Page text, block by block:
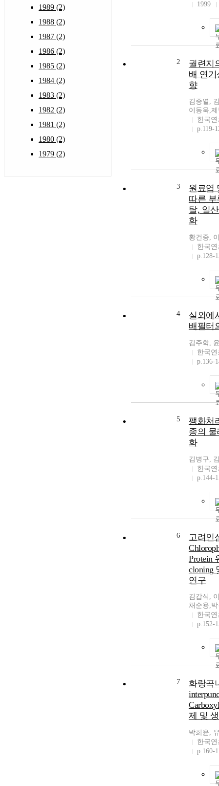
1989 (2)
1988 (2)
1987 (2)
1986 (2)
1985 (2)
1984 (2)
1983 (2)
1982 (2)
1981 (2)
1980 (2)
1979 (2)
1999
2
궐련지
배 연
향
김종열,
이동욱,
한국
p.119-
3
원료엽
따른
탈, 일
화
황건중,
한국
p.128-
4
실외에
배필터
김주학,
한국
p.136-
5
팽화처
종의
화
김병구,
한국
p.144-
6
고려인
Protein
cloning
연구
김갑식,
채순용,
한국
p.152-
7
화랑곡
제 및
박희윤,
한국
p.160-